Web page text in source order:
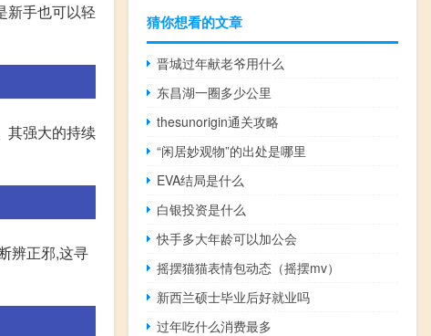
新手也可以轻
其强大的持续
辨正邪,这寻
猜你想看的文章
晋城过年献老爷用什么
东昌湖一圈多少公里
thesunorigin通关攻略
“闲居妙观物”的出处是哪里
EVA结局是什么
白银投资是什么
快手多大年龄可以加公会
摇摆猫猫表情包动态（摇摆mv）
新西兰硕士毕业后好就业吗
过年吃什么消费最多